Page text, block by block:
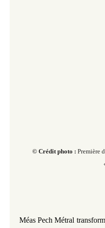
© Crédit photo : Première
Méas Pech Métral